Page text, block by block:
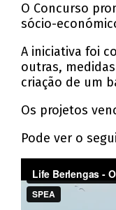
O Concurso
sócio-
A iniciativa foi
outras,
criação de um
Os projetos
Pode ver o